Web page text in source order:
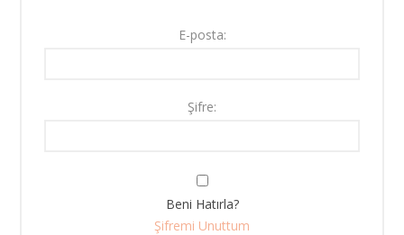
E-posta:
Şifre:
Beni Hatırla?
Şifremi Unuttum